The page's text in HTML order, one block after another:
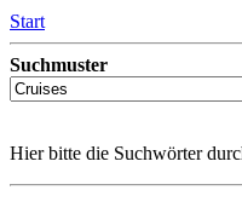
Start
Suchmuster
Hier bitte die Suchwörter